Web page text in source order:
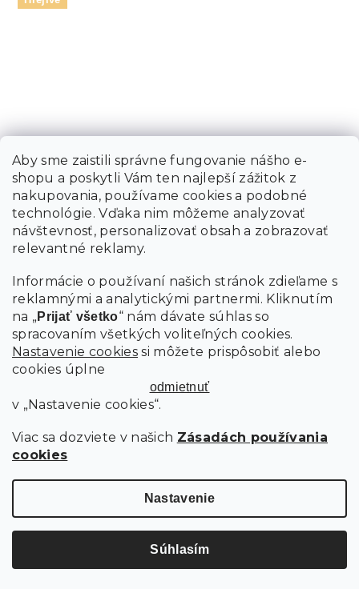
Aby sme zaistili správne fungovanie nášho e-
shopu a poskytli Vám ten najlepší zážitok z
nakupovania, používame cookies a podobné
technológie. Vďaka nim môžeme analyzovať
návštevnosť, personalizovať obsah a zobrazovať
relevantné reklamy.
Informácie o používaní našich stránok zdieľame s
reklamnými a analytickými partnermi. Kliknutím
na „Prijať všetko“ nám dávate súhlas so
spracovaním všetkých voliteľných cookies.
Nastavenie cookies si môžete prispôsobiť alebo
cookies úplne
odmietnuť
v „Nastavenie cookies“.
Viac sa dozviete v našich Zásadách používania
cookies
Nastavenie
Súhlasím
MIKROPLYŠOVÉ OBLIEČKY THE FOX AND THE HARE
Skladom
od25.20 € Detail